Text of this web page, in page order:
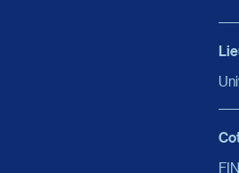
Réinitialiser les